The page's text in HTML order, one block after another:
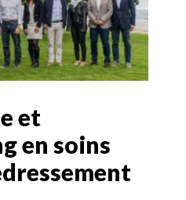
et
en soins